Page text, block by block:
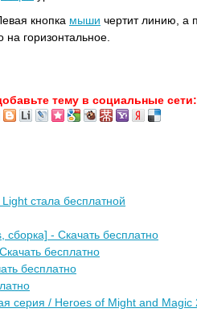
кнопка мыши чертит линию, а
горизонтальное.
тему в социальные сети:
стала бесплатной
- Скачать бесплатно
бесплатно
бесплатно
серия / Heroes of Might and Magic